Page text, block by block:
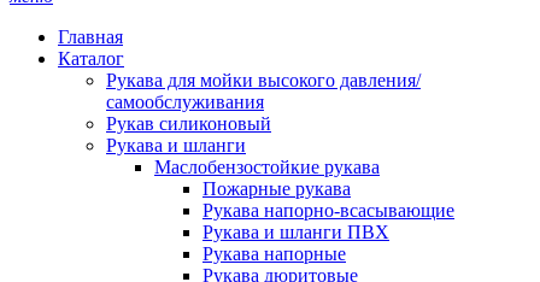
Главная
Каталог
Рукава для мойки высокого давления/
самообслуживания
Рукав силиконовый
Рукава и шланги
Маслобензостойкие рукава
Пожарные рукава
Рукава напорно-всасывающие
Рукава и шланги ПВХ
Рукава напорные
Рукава дюритовые